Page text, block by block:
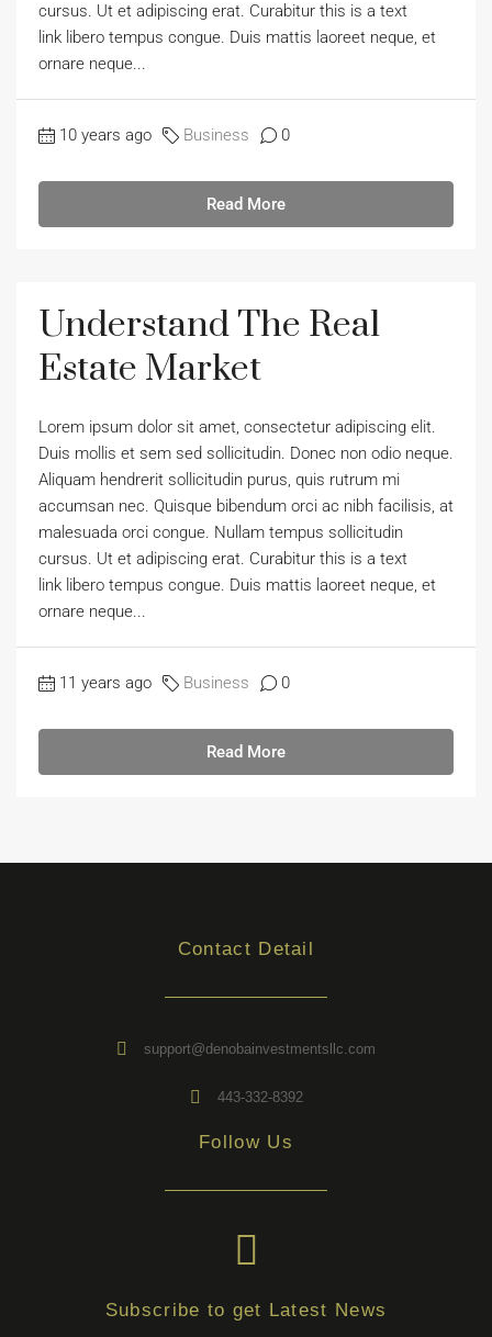
cursus. Ut et adipiscing erat. Curabitur this is a text
link libero tempus congue. Duis mattis laoreet neque, et
ornare neque...
10 years ago Business 0
Read More
Understand The Real
Estate Market
Lorem ipsum dolor sit amet, consectetur adipiscing elit.
Duis mollis et sem sed sollicitudin. Donec non odio neque.
Aliquam hendrerit sollicitudin purus, quis rutrum mi
accumsan nec. Quisque bibendum orci ac nibh facilisis, at
malesuada orci congue. Nullam tempus sollicitudin
cursus. Ut et adipiscing erat. Curabitur this is a text
link libero tempus congue. Duis mattis laoreet neque, et
ornare neque...
11 years ago Business 0
Read More
Contact Detail
support@denobainvestmentsllc.com
443-332-8392
Follow Us
Subscribe to get Latest News